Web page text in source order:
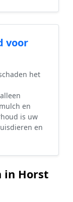
voor
het
en
is uw
en
in Horst